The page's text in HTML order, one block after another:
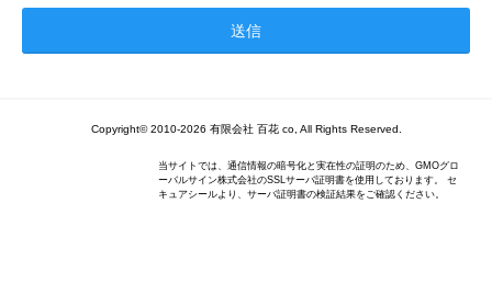
Copyright© 2010-2026 有限会社 百花 co, All Rights Reserved.
当サイトでは、通信情報の暗号化と実在性の証明のため、GMOグロ
ーバルサイン株式会社のSSLサーバ証明書を使用しております。 セ
キュアシールより、サーバ証明書の検証結果をご確認ください。